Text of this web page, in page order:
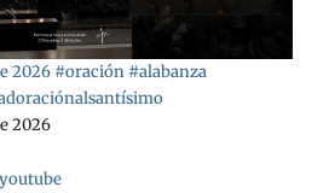
2026 #oración #alabanza
2026